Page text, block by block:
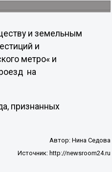
и земельным
и
метро« и
на
признанных
Автор: Нина Седова
Источник: http://newsroom24.ru